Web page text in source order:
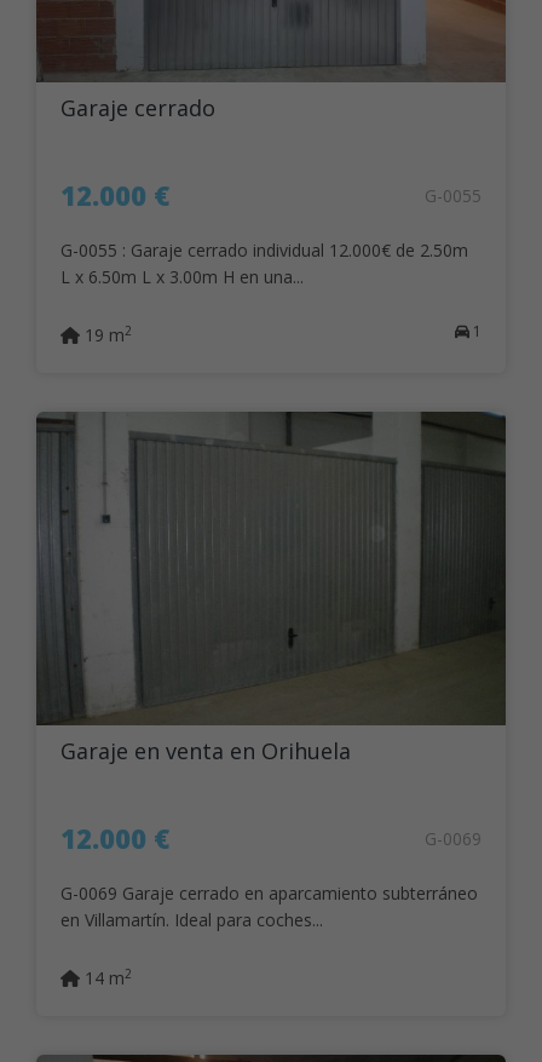
Garaje cerrado
12.000 € G-0055
G-0055 : Garaje cerrado individual 12.000€ de 2.50m
L x 6.50m L x 3.00m H en una...
1
19 m2
Garaje en venta en Orihuela
12.000 € G-0069
G-0069 Garaje cerrado en aparcamiento subterráneo
en Villamartín. Ideal para coches...
14 m2